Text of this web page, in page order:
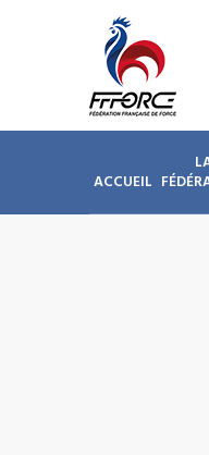
ACCUEIL